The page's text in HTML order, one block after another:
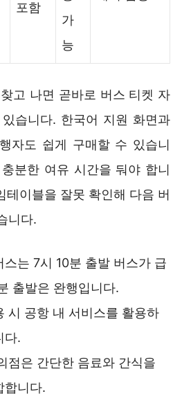
포함
가
능
고 나면 곧바로 버스 티켓 자
습니다. 한국어 지원 화면과
자도 쉽게 구매할 수 있습니
분한 여유 시간을 둬야 합니
테이블을 잘못 확인해 다음 버
니다.
스는 7시 10분 출발 버스가 급
출발은 완행입니다.
시 공항 내 서비스를 활용하
다.
점은 간단한 음료와 간식을
합니다.